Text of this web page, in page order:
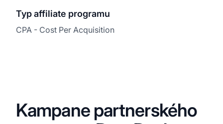
Typ affiliate programu
CPA - Cost Per Acquisition
Kampane partnerského